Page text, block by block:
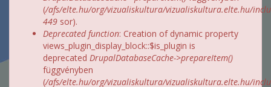
(/afs/elte.hu/org/vizualiskultura/vizualiskultura.elte.hu/
449 sor).
Deprecated function: Creation of dynamic property
views_plugin_display_block::$is_plugin is
deprecated DrupalDatabaseCache->prepareItem()
függvényben
(/afs/elte.hu/org/vizualiskultura/vizualiskultura.elte.hu/